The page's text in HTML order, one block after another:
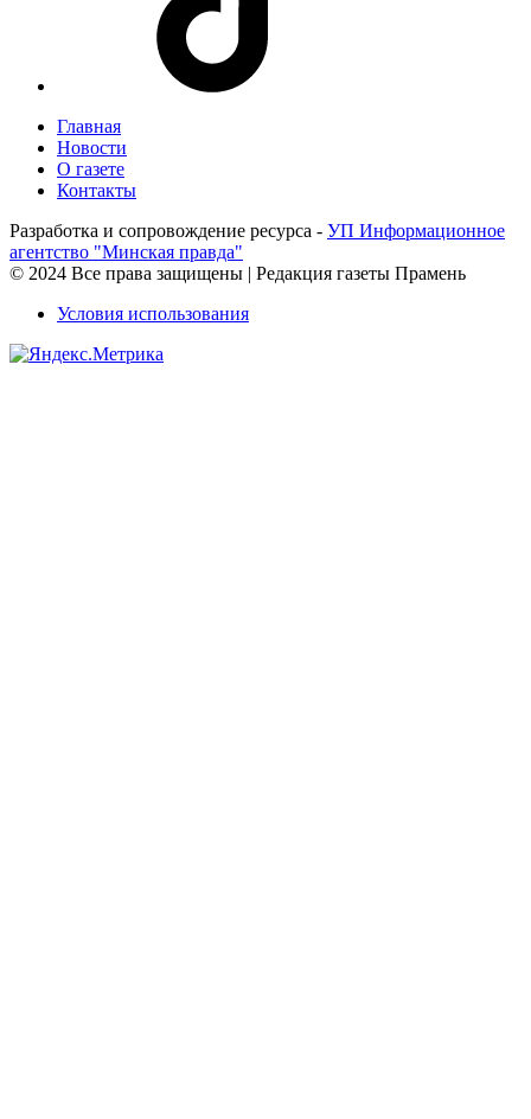
Главная
Новости
О газете
Контакты
Разработка и сопровождение ресурса - УП Информационное
агентство "Минская правда"
© 2024 Все права защищены | Редакция газеты Прамень
Условия использования